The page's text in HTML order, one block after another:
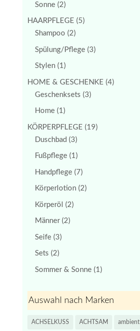
Sonne (2)
HAARPFLEGE (5)
Shampoo (2)
Spülung/Pflege (3)
Stylen (1)
HOME & GESCHENKE (4)
Geschenksets (3)
Home (1)
KÖRPERPFLEGE (19)
Duschbad (3)
Fußpflege (1)
Handpflege (7)
Körperlotion (2)
Körperöl (2)
Männer (2)
Seife (3)
Sets (2)
Sommer & Sonne (1)
Auswahl nach Marken
ACHSELKUSS ACHTSAM ambient